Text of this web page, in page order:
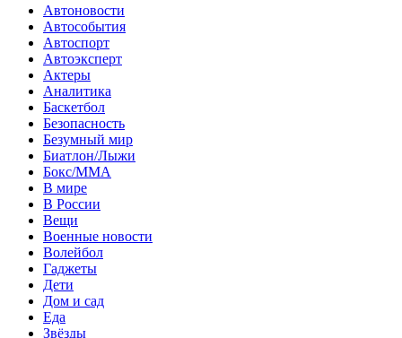
Автоновости
Автособытия
Автоспорт
Автоэксперт
Актеры
Аналитика
Баскетбол
Безопасность
Безумный мир
Биатлон/Лыжи
Бокс/MMA
В мире
В России
Вещи
Военные новости
Волейбол
Гаджеты
Дети
Дом и сад
Еда
Звёзды